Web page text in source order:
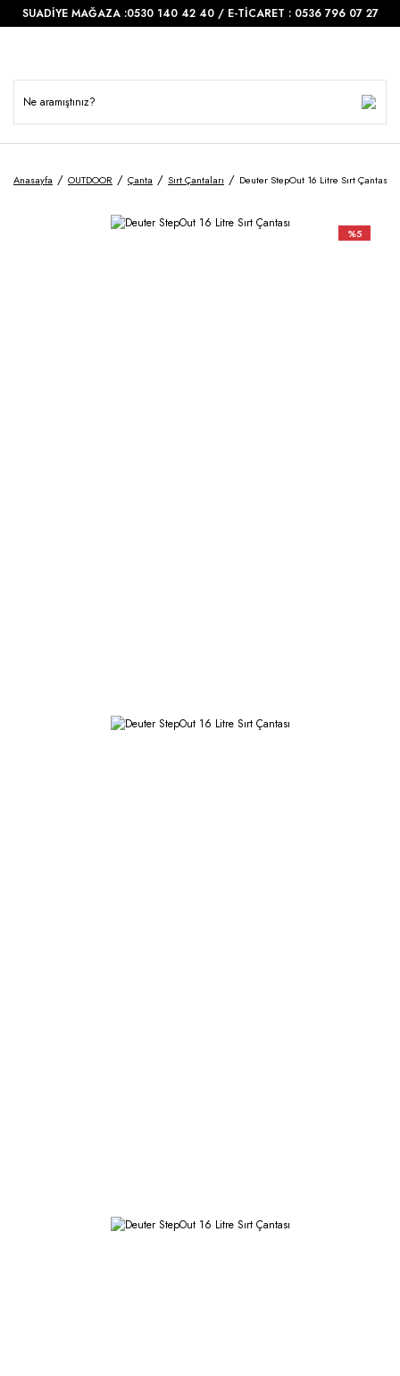
SUADİYE MAĞAZA :0530 140 42 40 / E-TİCARET : 0536 796 07 27
Anasayfa OUTDOOR Çanta Sırt Çantaları Deuter StepOut 16 Litre Sırt Çantası
%5